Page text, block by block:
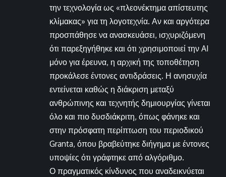
την τεχνολογία ως «πλεονέκτημα απίστευτης
κλίμακας» για τη λογοτεχνία. Αν και αργότερα
προσπάθησε να ανασκευάσει, ισχυριζόμενη
ότι παρεξηγήθηκε και ότι χρησιμοποιεί την AI
μόνο για έρευνα, η αρχική της τοποθέτηση
προκάλεσε έντονες αντιδράσεις. Η ανησυχία
εντείνεται καθώς η διάκριση μεταξύ
ανθρώπινης και τεχνητής δημιουργίας γίνεται
όλο και πιο δυσδιάκριτη, όπως φάνηκε και
στην πρόσφατη περίπτωση του περιοδικού
Granta, όπου βραβεύτηκε διήγημα με έντονες
υποψίες ότι γράφτηκε από αλγόριθμο.
Ο πραγματικός κίνδυνος που αναδεικνύεται